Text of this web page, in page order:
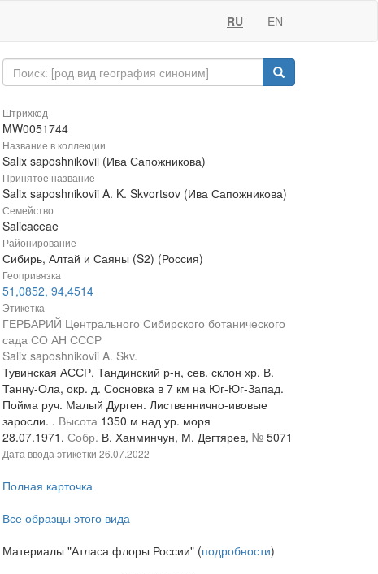
RU EN
Штрихкод
MW0051744
Название в коллекции
Salix saposhnikovii (Ива Сапожникова)
Принятое название
Salix saposhnikovii A. K. Skvortsov (Ива Сапожникова)
Семейство
Salicaceae
Районирование
Сибирь, Алтай и Саяны (S2) (Россия)
Геопривязка
51,0852, 94,4514
Этикетка
ГЕРБАРИЙ Центрального Сибирского ботанического
сада СО АН СССР
Salix saposhnikovii A. Skv.
Тувинская АССР, Тандинский р-н, сев. склон хр. В.
Танну-Ола, окр. д. Сосновка в 7 км на Юг-Юг-Запад.
Пойма руч. Малый Дурген. Лиственнично-ивовые
заросли. . Высота 1350 м над ур. моря
28.07.1971. Собр. В. Ханминчун, М. Дегтярев, № 5071
Дата ввода этикетки 26.07.2022
Полная карточка
Все образцы этого вида
Материалы "Атласа флоры России" (подробности)